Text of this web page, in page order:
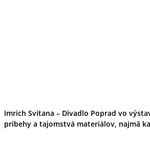
Imrich Svitana – Divadlo Poprad vo
príbehy a tajomstvá materiálov, najmä